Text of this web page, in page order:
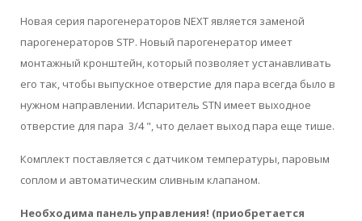
Новая серия парогенераторов NEXT является заменой
парогенераторов STP. Новый парогенератор имеет
монтажный кронштейн, который позволяет устанавливать
его так, чтобы выпускное отверстие для пара всегда было в
нужном направлении. Испаритель STN имеет выходное
отверстие для пара 3/4 ", что делает выход пара еще тише.
Комплект поставляется с датчиком температуры, паровым
соплом и автоматическим сливным клапаном.
Необходима панель управления! (приобретается